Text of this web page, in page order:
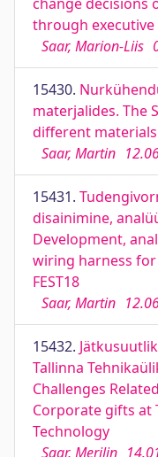
through executive
Saar, Marion-Liis
15430.
materjalides. The
different materials
Saar, Martin
15431.
disainimine,
Development,
wiring harness
FEST18
Saar, Martin
15432.
Tallinna
Challenges
Corporate gifts at
Technology
Saar, Merilin